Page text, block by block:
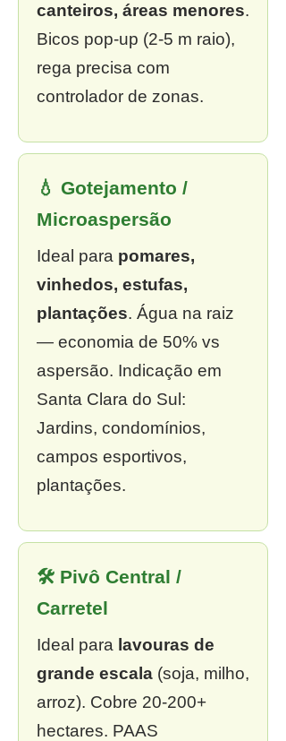
canteiros, áreas menores.
Bicos pop-up (2-5 m raio),
rega precisa com
controlador de zonas.
💧 Gotejamento /
Microaspersão
Ideal para pomares,
vinhedos, estufas,
plantações. Água na raiz
— economia de 50% vs
aspersão. Indicação em
Santa Clara do Sul:
Jardins, condomínios,
campos esportivos,
plantações.
🛠 Pivô Central /
Carretel
Ideal para lavouras de
grande escala (soja, milho,
arroz). Cobre 20-200+
hectares. PAAS